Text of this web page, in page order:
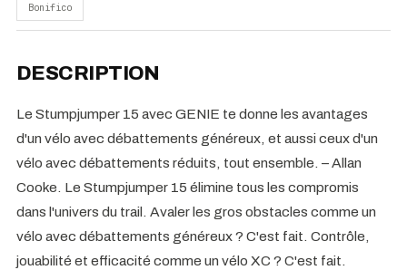
Bonifico
DESCRIPTION
Le Stumpjumper 15 avec GENIE te donne les avantages
d'un vélo avec débattements généreux, et aussi ceux d'un
vélo avec débattements réduits, tout ensemble. – Allan
Cooke. Le Stumpjumper 15 élimine tous les compromis
dans l'univers du trail. Avaler les gros obstacles comme un
vélo avec débattements généreux ? C'est fait. Contrôle,
jouabilité et efficacité comme un vélo XC ? C'est fait.